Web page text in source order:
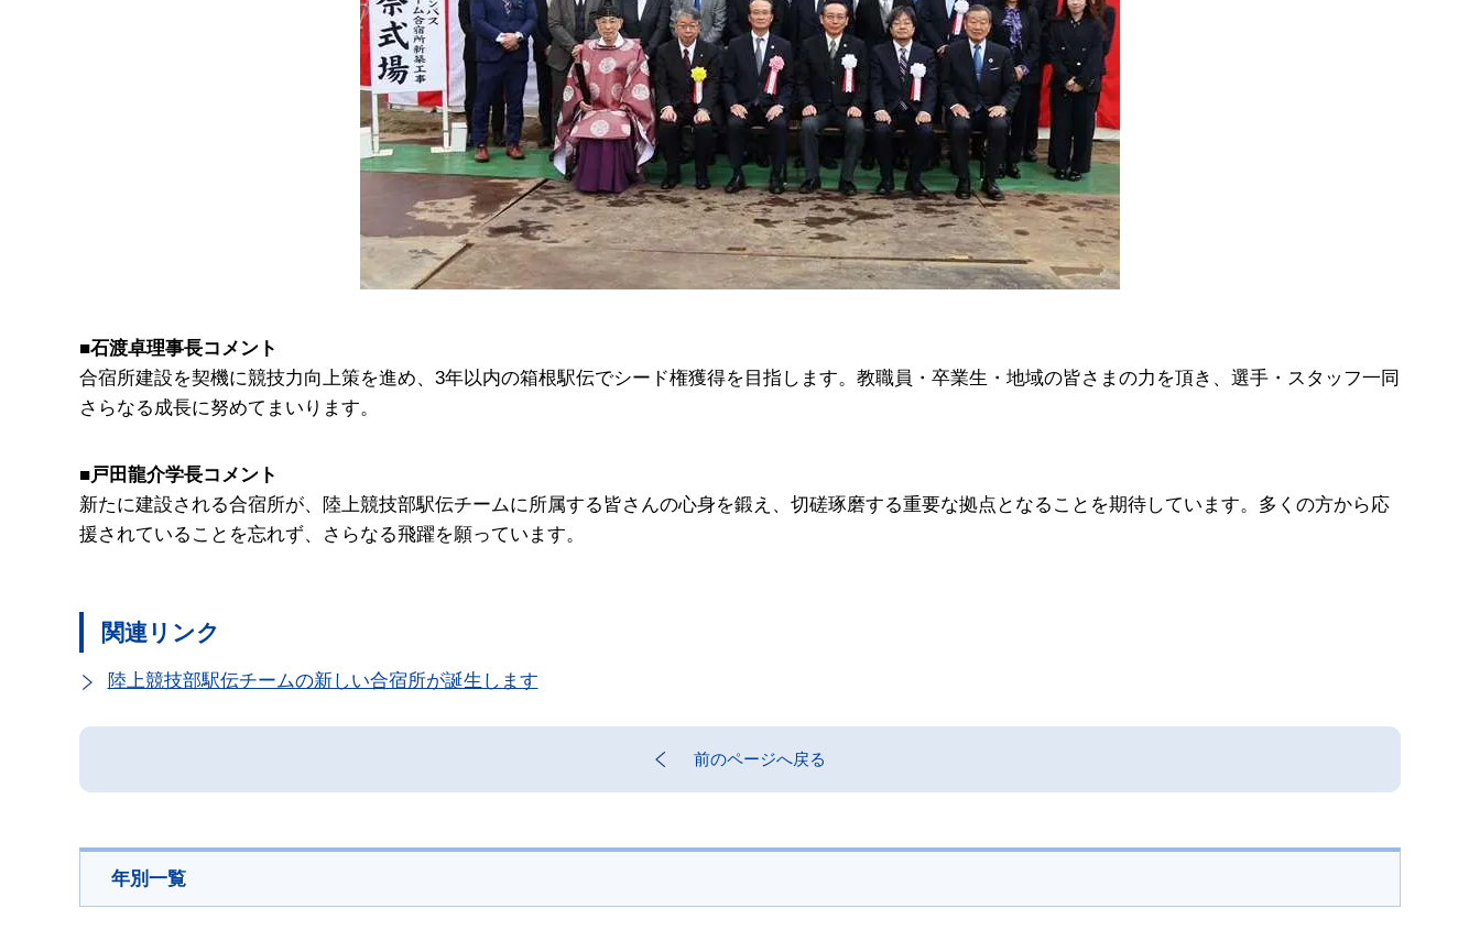
■石渡卓理事長コメント
合宿所建設を契機に競技力向上策を進め、3年以内の箱根駅伝でシード権獲得を目指します。教職員・卒業生・地域の皆さまの力を頂き、選手・スタッフ一同
さらなる成長に努めてまいります。
■戸田龍介学長コメント
新たに建設される合宿所が、陸上競技部駅伝チームに所属する皆さんの心身を鍛え、切磋琢磨する重要な拠点となることを期待しています。多くの方から応
援されていることを忘れず、さらなる飛躍を願っています。
関連リンク
陸上競技部駅伝チームの新しい合宿所が誕生します
前のページへ戻る
年別一覧